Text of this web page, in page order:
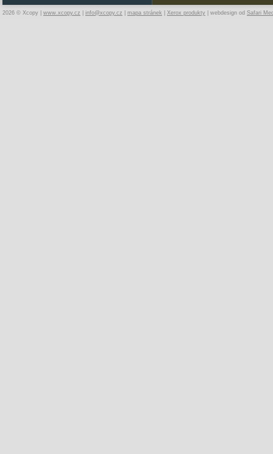
2026 © Xcopy | www.xcopy.cz info@xcopy.cz mapa stránek Xerox produkty | webdesign od Safari